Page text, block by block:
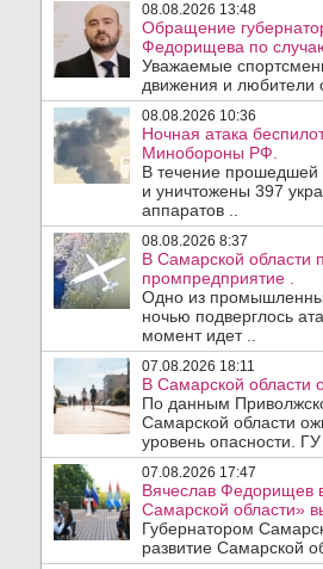
08.08.2026 13:48
Обращение
Федорищева по
Уважаемые
движения и любители
08.08.2026 10:36
Ночная атака
Минобороны РФ.
В течение
и уничтожены 397
аппаратов ..
08.08.2026 8:37
В Самарской области
промпредприятие .
Одно из
ночью подверглось
момент идет ..
07.08.2026 18:11
В Самарской области
По данным
Самарской области
уровень опасности.
07.08.2026 17:47
Вячеслав Федорищев
Самарской области»
Губернатором
развитие Самарской